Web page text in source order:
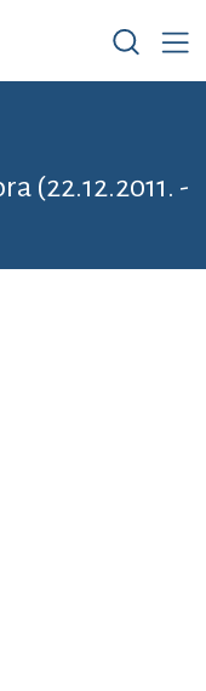
(22.12.2011. -